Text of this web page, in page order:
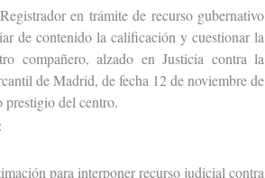
en trámite de recurso gubernativo
de contenido la calificación y cuestionar la
compañero, alzado en Justicia contra la
de Madrid, de fecha 12 de noviembre de
prestigio del centro.
para interponer recurso judicial contra